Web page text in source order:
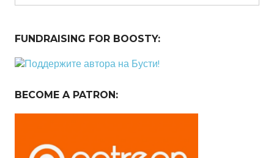
FUNDRAISING FOR BOOSTY:
BECOME A PATRON: